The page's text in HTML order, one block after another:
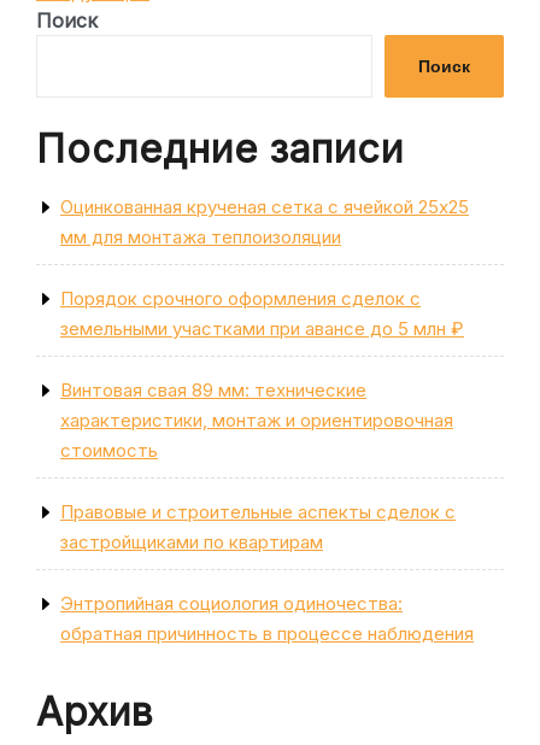
по
записям
запись
Поиск
Поиск
Последние записи
Оцинкованная крученая сетка с ячейкой 25х25
мм для монтажа теплоизоляции
Порядок срочного оформления сделок с
земельными участками при авансе до 5 млн ₽
Винтовая свая 89 мм: технические
характеристики, монтаж и ориентировочная
стоимость
Правовые и строительные аспекты сделок с
застройщиками по квартирам
Энтропийная социология одиночества:
обратная причинность в процессе наблюдения
Архив